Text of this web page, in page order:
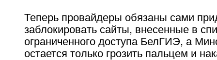
Теперь провайдеры обязаны сами
заблокировать сайты, внесенные в
ограниченного доступа БелГИЭ, а
остается только грозить пальцем и